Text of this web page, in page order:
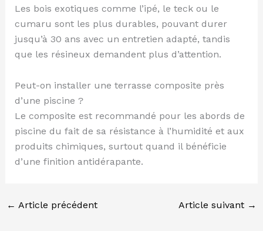
Les bois exotiques comme l’ipé, le teck ou le
cumaru sont les plus durables, pouvant durer
jusqu’à 30 ans avec un entretien adapté, tandis
que les résineux demandent plus d’attention.
Peut-on installer une terrasse composite près
d’une piscine ?
Le composite est recommandé pour les abords de
piscine du fait de sa résistance à l’humidité et aux
produits chimiques, surtout quand il bénéficie
d’une finition antidérapante.
← Article précédent Article suivant →